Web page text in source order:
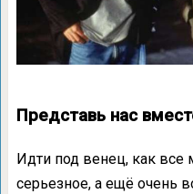
Представь нас
Идти под венец, как
серьезное, а ещё очень